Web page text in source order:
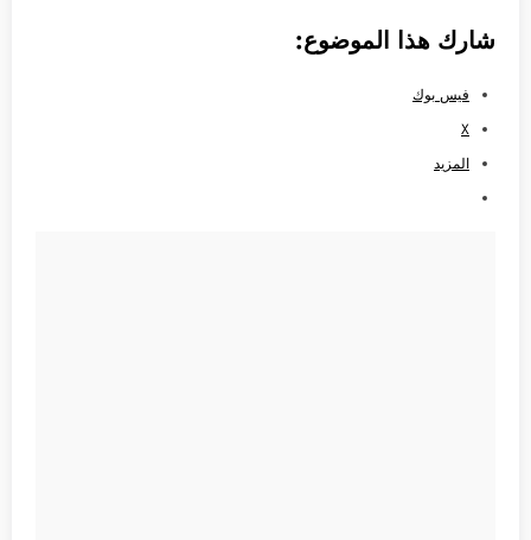
شارك هذا الموضوع:
فيس بوك
X
المزيد